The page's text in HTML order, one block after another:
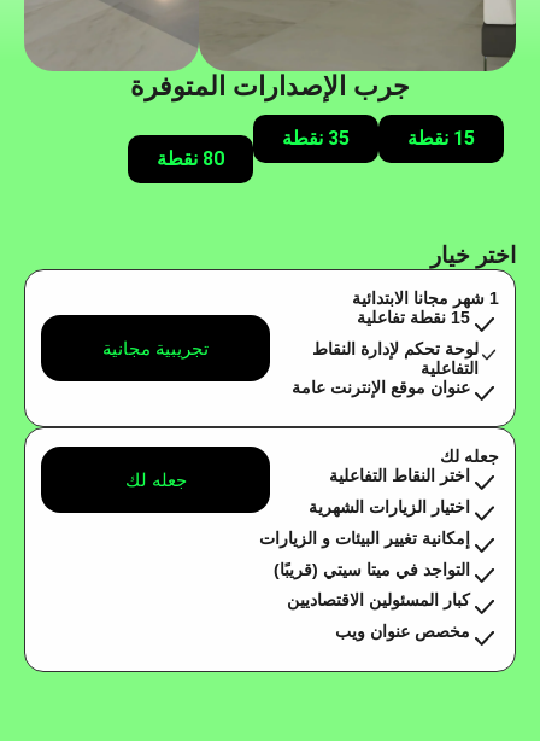
جرب الإصدارات المتوفرة
15 نقطة
35 نقطة
80 نقطة
اختر خيار
1 شهر مجانا الابتدائية
15 نقطة تفاعلية
لوحة تحكم لإدارة النقاط
التفاعلية
عنوان موقع الإنترنت عامة
تجريبية مجانية
جعله لك
اختر النقاط التفاعلية
اختيار الزيارات الشهرية
إمكانية تغيير البيئات و الزيارات
التواجد في ميتا سيتي (قريبًا)
كبار المسئولين الاقتصاديين
مخصص عنوان ويب
جعله لك